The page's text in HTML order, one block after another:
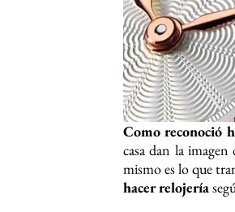
Como reconoció
casa dan la imagen
mismo es lo que
hacer relojería